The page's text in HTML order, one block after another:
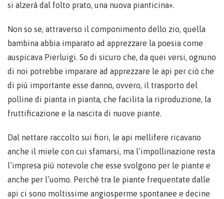
si alzerà dal folto prato, una nuova pianticina».
Non so se, attraverso il componimento dello zio, quella
bambina abbia imparato ad apprezzare la poesia come
auspicava Pierluigi. So di sicuro che, da quei versi, ognuno
di noi potrebbe imparare ad apprezzare le api per ciò che
di più importante esse danno, ovvero, il trasporto del
polline di pianta in pianta, che facilita la riproduzione, la
fruttificazione e la nascita di nuove piante.
Dal nettare raccolto sui fiori, le api mellifere ricavano
anche il miele con cui sfamarsi, ma l’impollinazione resta
l’impresa più notevole che esse svolgono per le piante e
anche per l’uomo. Perché tra le piante frequentate dalle
api ci sono moltissime angiosperme spontanee e decine